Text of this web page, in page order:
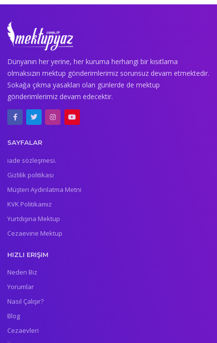
Dünyanın her yerine, her kuruma herhangi bir kısıtlama
olmaksızın mektup gönderimlerimiz sorunsuz devam etmektedir.
Sokağa çıkma yasakları olan günlerde de mektup
gönderimlerimiz devam edecektir.
SAYFALAR
iade sözleşmesi.
Gizlilik politikası
Müşteri Aydınlatma Metni
KVK Politikamız
Yurtdışına Mektup
Cezaevine Mektup
HIZLI ERIŞIM
Neden Biz
Yorumlar
Nasıl Çalışır?
Blog
Cezaevleri